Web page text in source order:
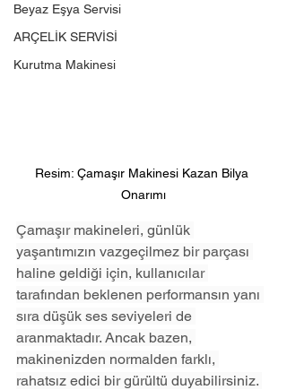
Beyaz Eşya Servisi
ARÇELİK SERVİSİ
Kurutma Makinesi
Resim: Çamaşır Makinesi Kazan Bilya
Onarımı
Çamaşır makineleri, günlük
yaşantımızın vazgeçilmez bir parçası
haline geldiği için, kullanıcılar
tarafından beklenen performansın yanı
sıra düşük ses seviyeleri de
aranmaktadır. Ancak bazen,
makinenizden normalden farklı,
rahatsız edici bir gürültü duyabilirsiniz.